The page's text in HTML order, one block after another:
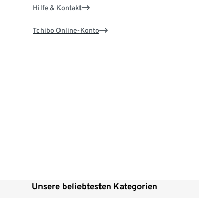
Hilfe & Kontakt
Tchibo Online-Konto
Unsere beliebtesten Kategorien